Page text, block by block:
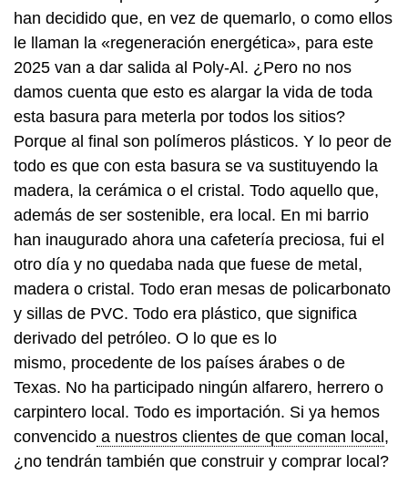
han decidido que, en vez de quemarlo, o como ellos
le llaman la «regeneración energética», para este
2025 van a dar salida al Poly-Al. ¿Pero no nos
damos cuenta que esto es alargar la vida de toda
esta basura para meterla por todos los sitios?
Porque al final son polímeros plásticos. Y lo peor de
todo es que con esta basura se va sustituyendo la
madera, la cerámica o el cristal. Todo aquello que,
además de ser sostenible, era local. En mi barrio
han inaugurado ahora una cafetería preciosa, fui el
otro día y no quedaba nada que fuese de metal,
madera o cristal. Todo eran mesas de policarbonato
y sillas de PVC. Todo era plástico, que significa
derivado del petróleo. O lo que es lo
mismo, procedente de los países árabes o de
Texas. No ha participado ningún alfarero, herrero o
carpintero local. Todo es importación. Si ya hemos
convencido a nuestros clientes de que coman local,
¿no tendrán también que construir y comprar local?